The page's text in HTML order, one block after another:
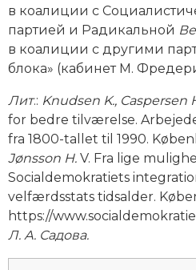
Образование
Общественные
Революции и народные
Религия и церковь
Россия
Северная Америка
Социально-
в коалиции с
партией и Радикальной
в коалиции с другими
блока» (кабинет М.
Лит.: Knudsen K., Caspersen
for bedre tilværelse.
fra 1800-tallet til 1990.
Jønsson H. V. Fra lige
Socialdemokratiets
velfærdsstats tidsalder.
https://
Л. А. Садова.